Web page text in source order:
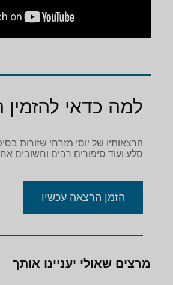
למה כדאי להזמין
הרצאותיו של יוסי מזרחי שזורות
סלע ועוד סיפורים רבים וחשובים
הזמן הרצאה עכשיו
מרצים שאולי יעניינו אותך